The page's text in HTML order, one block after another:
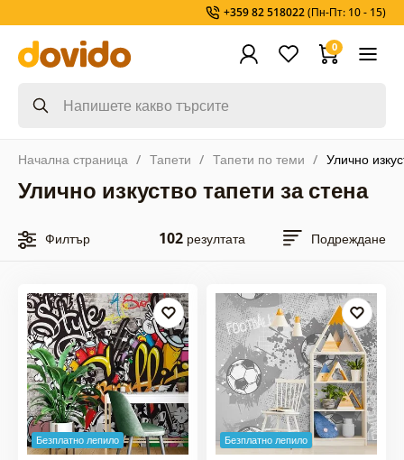
+359 82 518022(Пн-Пт: 10 - 15)
0
Начална страница Тапети Тапети по теми Улично
Улично изкуство тапети за стена
Филтър 102 резултата Подреждане
Безплатно лепило Безплатно лепило